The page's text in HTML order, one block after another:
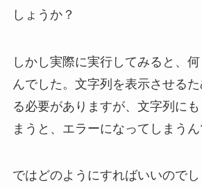
しょうか？
しかし実際に実行してみると、
んでした。文字列を表示させる
る必要がありますが、文字列にも
まうと、エラーになってしまうん
ではどのようにすればいいので